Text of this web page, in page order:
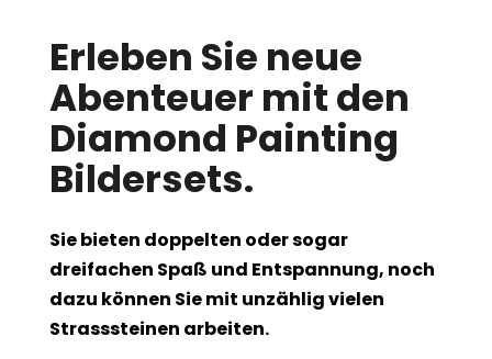
Erleben Sie neue
Abenteuer mit den
Diamond Painting
Bildersets.
Sie bieten doppelten oder sogar
dreifachen Spaß und Entspannung, noch
dazu können Sie mit unzählig vielen
Strasssteinen arbeiten.